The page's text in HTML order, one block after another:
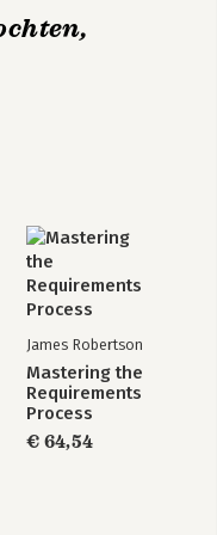
James Robertson
Mastering the
Requirements
Process
€ 64,54